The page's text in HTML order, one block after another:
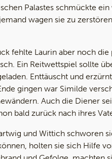
Palastes schmückte
wagen sie zu
fehlte Laurin aber noch
Ein Reitwettspiel sollte
Enttäuscht und
gingen war Similde
Auch die Diener
bald zurück nach ihres
und Wittich schworen
holten sie sich Hilfe